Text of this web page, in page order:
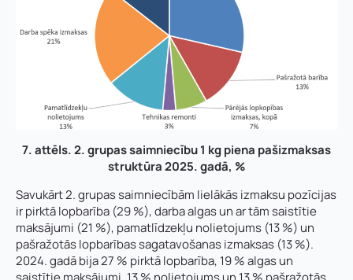
7. attēls. 2. grupassaimniecību 1 kgpiena pašizmaksas
struktūra 2025. gadā, %
Savukārt 2. grupas saimniecībām lielākās izmaksu pozīcijas
ir pirktā lopbarība (29 %), darba algas un ar tām saistītie
maksājumi (21 %), pamatlīdzekļu nolietojums (13 %) un
pašražotās lopbarības sagatavošanas izmaksas (13 %).
2024. gadā bija 27 % pirktā lopbarība, 19 % algas un
Uzvārds*
Telefons*
s
K
o
n
t
a
k
Uzņēmuma reģistrācijas numurs:
E-pasta adrese: *